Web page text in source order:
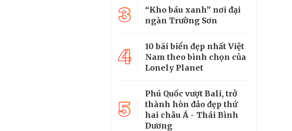
3
“Kho báu xanh” nơi đại
ngàn Trường Sơn
4
10 bãi biển đẹp nhất Việt
Nam theo bình chọn của
Lonely Planet
5
Phú Quốc vượt Bali, trở
thành hòn đảo đẹp thứ
hai châu Á - Thái Bình
Dương